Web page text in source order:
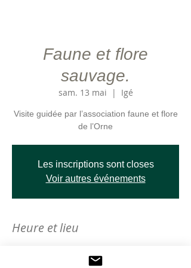
Faune et flore
sauvage.
sam. 13 mai
  |
Igé
Visite guidée par l’association faune et flore
de l’Orne
Les inscriptions sont closes
Voir autres événements
Heure et lieu
Igé, La Butte des Rocs, 61130 Igé, France